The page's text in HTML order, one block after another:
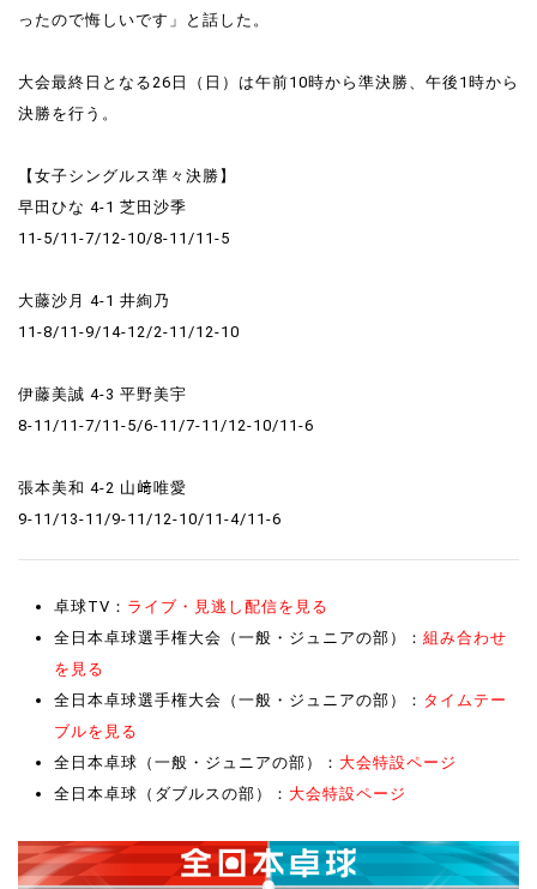
ったので悔しいです」と話した。
大会最終日となる26日（日）は午前10時から準決勝、午後1時から
決勝を行う。
【女子シングルス準々決勝】
早田ひな 4-1 芝田沙季
11-5/11-7/12-10/8-11/11-5
大藤沙月 4-1 井絢乃
11-8/11-9/14-12/2-11/12-10
伊藤美誠 4-3 平野美宇
8-11/11-7/11-5/6-11/7-11/12-10/11-6
張本美和 4-2 山﨑唯愛
9-11/13-11/9-11/12-10/11-4/11-6
卓球TV： ライブ・見逃し配信を見る
全日本卓球選手権大会（一般・ジュニアの部）： 組み合わせ
を見る
全日本卓球選手権大会（一般・ジュニアの部）： タイムテー
ブルを見る
全日本卓球（一般・ジュニアの部）： 大会特設ページ
全日本卓球（ダブルスの部）： 大会特設ページ